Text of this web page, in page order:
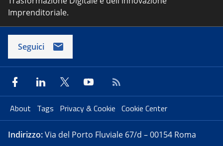
Imprenditoriale.
Seguici
About Tags Privacy & Cookie Cookie Center
Indirizzo:Via del Porto Fluviale 67/d – 00154 Roma